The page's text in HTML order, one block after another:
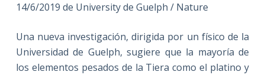
14/6/2019 de University de Guelph / Nature
Una nueva investigación, dirigida por un físico de la
Universidad de Guelph, sugiere que la mayoría de
los elementos pesados de la Tiera como el platino y